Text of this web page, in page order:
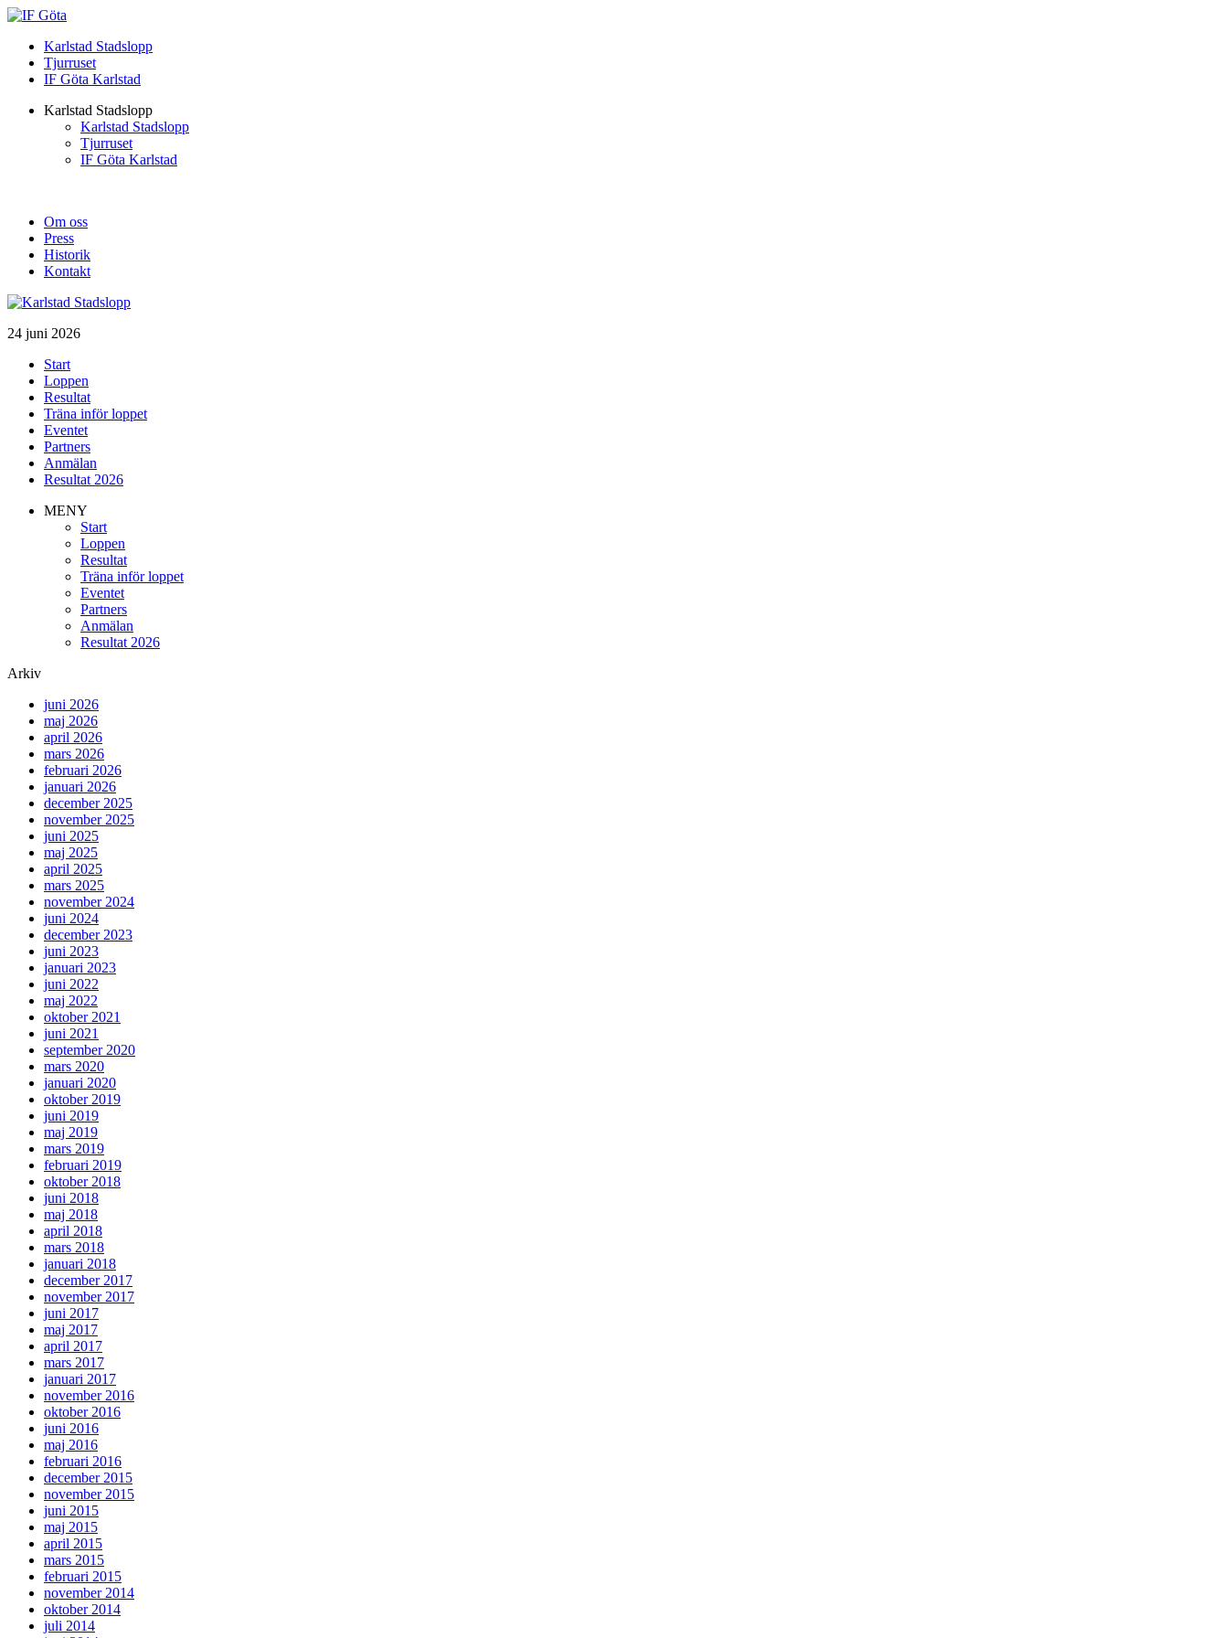
Karlstad Stadslopp
Tjurruset
IF Göta Karlstad
Karlstad Stadslopp
Karlstad Stadslopp
Tjurruset
IF Göta Karlstad
Om oss
Press
Historik
Kontakt
24 juni 2026
Start
Loppen
Resultat
Träna inför loppet
Eventet
Partners
Anmälan
Resultat 2026
MENY
Start
Loppen
Resultat
Träna inför loppet
Eventet
Partners
Anmälan
Resultat 2026
Arkiv
juni 2026
maj 2026
april 2026
mars 2026
februari 2026
januari 2026
december 2025
november 2025
juni 2025
maj 2025
april 2025
mars 2025
november 2024
juni 2024
december 2023
juni 2023
januari 2023
juni 2022
maj 2022
oktober 2021
juni 2021
september 2020
mars 2020
januari 2020
oktober 2019
juni 2019
maj 2019
mars 2019
februari 2019
oktober 2018
juni 2018
maj 2018
april 2018
mars 2018
januari 2018
december 2017
november 2017
juni 2017
maj 2017
april 2017
mars 2017
januari 2017
november 2016
oktober 2016
juni 2016
maj 2016
februari 2016
december 2015
november 2015
juni 2015
maj 2015
april 2015
mars 2015
februari 2015
november 2014
oktober 2014
juli 2014